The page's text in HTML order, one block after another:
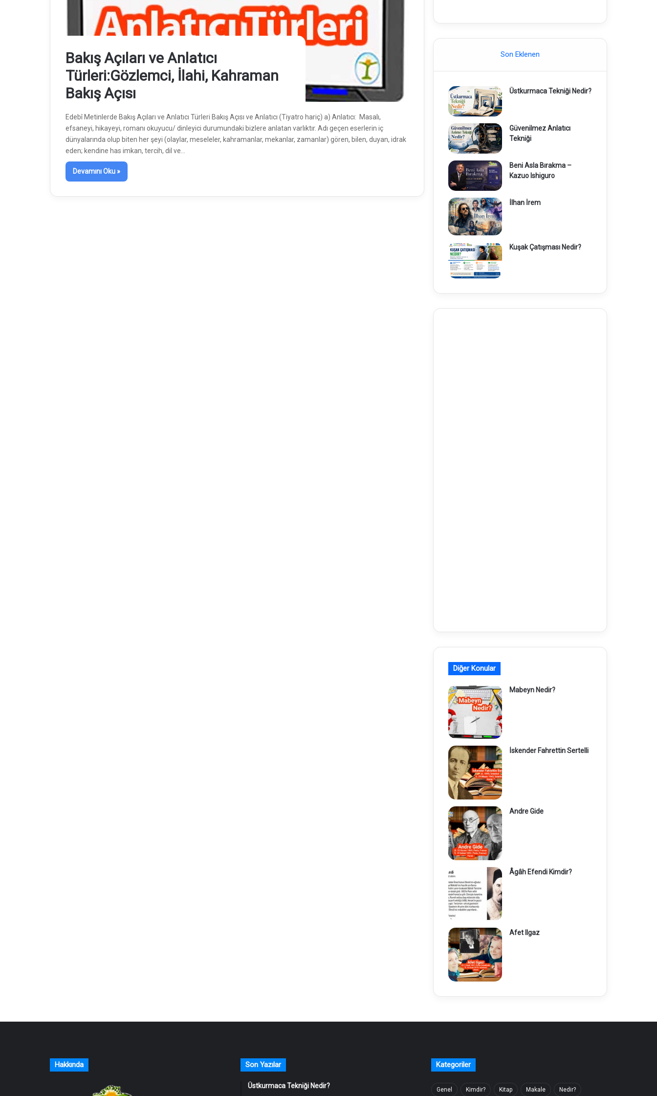
Bakış Açıları ve Anlatıcı
Türleri:Gözlemci, İlahi, Kahraman
Bakış Açısı
Edebî Metinlerde Bakış Açıları ve Anlatıcı Türleri Bakış Açısı ve Anlatıcı (Tiyatro hariç) a) Anlatıcı: Masalı,
efsaneyi, hikayeyi, romanı okuyucu/ dinleyici durumundaki bizlere anlatan varlıktır. Adı geçen eserlerin iç
dünyalarında olup biten her şeyi (olaylar, meseleler, kahramanlar, mekanlar, zamanlar) gören, bilen, duyan, idrak
eden; kendine has imkan, tercih, dil ve…
Devamını Oku »
Son Eklenen
Üstkurmaca Tekniği Nedir?
Güvenilmez Anlatıcı
Tekniği
Beni Asla Bırakma –
Kazuo Ishiguro
İlhan İrem
Kuşak Çatışması Nedir?
Diğer Konular
Mabeyn Nedir?
İskender Fahrettin Sertelli
Andre Gide
Âgâh Efendi Kimdir?
Afet Ilgaz
Hakkında Son Yazılar
Üstkurmaca Tekniği Nedir?
Kategoriler
Genel Kimdir? Kitap Makale Nedir?